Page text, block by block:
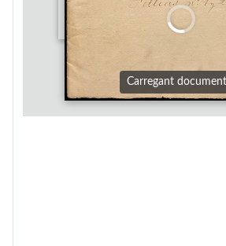
Carregant